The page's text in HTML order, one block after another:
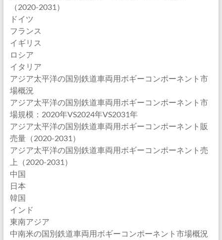
（2020-2031）
ドイツ
フランス
イギリス
ロシア
イタリア
アジア太平洋の国別鉄道車両用ボギーコンポーネント市
場概況
アジア太平洋の国別鉄道車両用ボギーコンポーネント市
場規模：2020年VS2024年VS2031年
アジア太平洋の国別鉄道車両用ボギーコンポーネント販
売量（2020-2031）
アジア太平洋の国別鉄道車両用ボギーコンポーネント売
上（2020-2031）
中国
日本
韓国
インド
東南アジア
中南米の国別鉄道車両用ボギーコンポーネント市場概況